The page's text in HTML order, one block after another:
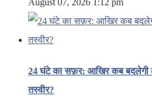
August 07, 2026 1:12 pm
24 घंटे का सफ़र: आखिर कब बदलेगी
तस्वीर?